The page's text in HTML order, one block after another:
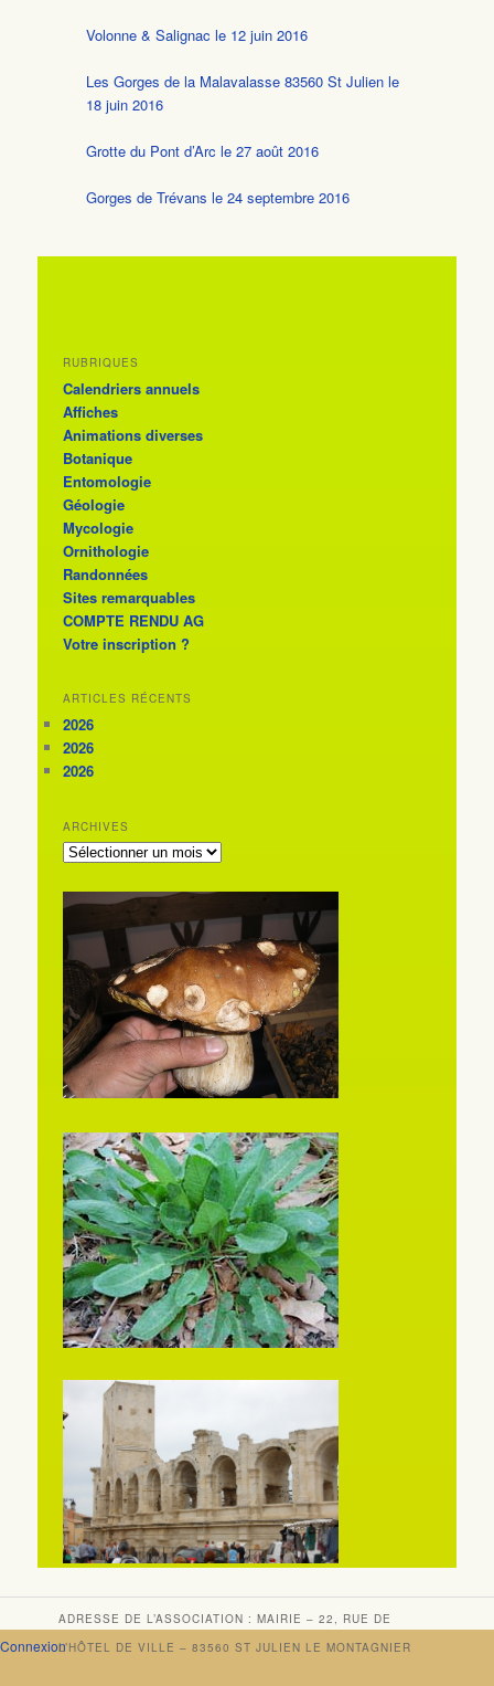
Volonne & Salignac le 12 juin 2016
Les Gorges de la Malavalasse 83560 St Julien le
18 juin 2016
Grotte du Pont d’Arc le 27 août 2016
Gorges de Trévans le 24 septembre 2016
RUBRIQUES
Calendriers annuels
Affiches
Animations diverses
Botanique
Entomologie
Géologie
Mycologie
Ornithologie
Randonnées
Sites remarquables
COMPTE RENDU AG
Votre inscription ?
ARTICLES RÉCENTS
2026
2026
2026
ARCHIVES
ARCHIVES
ADRESSE DE L’ASSOCIATION : MAIRIE – 22, RUE DE
L’HÔTEL DE VILLE – 83560 ST JULIEN LE MONTAGNIER
Connexion